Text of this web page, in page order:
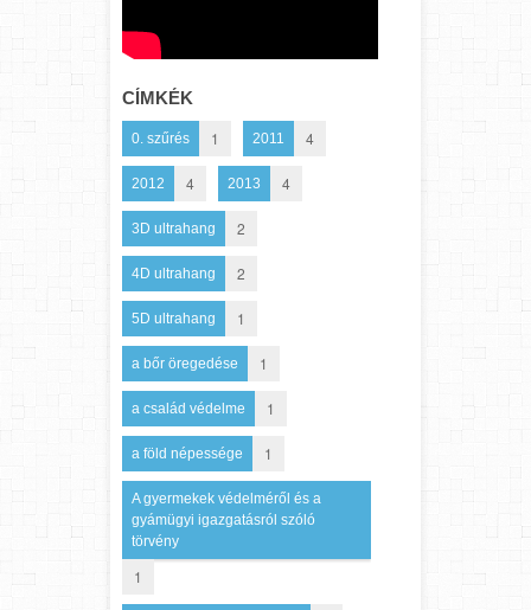
CÍMKÉK
0. szűrés 1 2011 4
2012 4 2013 4
3D ultrahang 2
4D ultrahang 2
5D ultrahang 1
a bőr öregedése 1
a család védelme 1
a föld népessége 1
A gyermekek védelméről és a
gyámügyi igazgatásról szóló
törvény
1